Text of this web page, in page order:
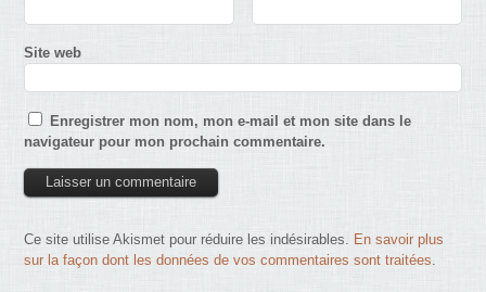
Site web
Enregistrer mon nom, mon e-mail et mon site dans le
navigateur pour mon prochain commentaire.
Ce site utilise Akismet pour réduire les indésirables. En savoir plus
sur la façon dont les données de vos commentaires sont traitées.